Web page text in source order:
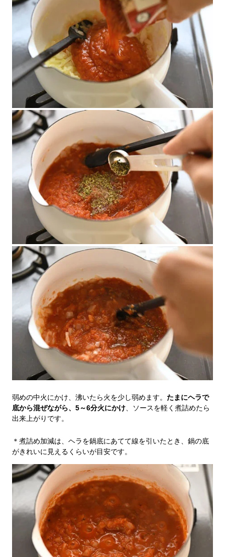
弱めの中火にかけ、沸いたら火を少し弱めます。 たまにヘラで
底から混ぜながら、5～6分火にかけ 、ソースを軽く煮詰めたら
出来上がりです。
＊煮詰め加減は、ヘラを鍋底にあてて線を引いたとき、鍋の底
がきれいに見えるくらいが目安です。